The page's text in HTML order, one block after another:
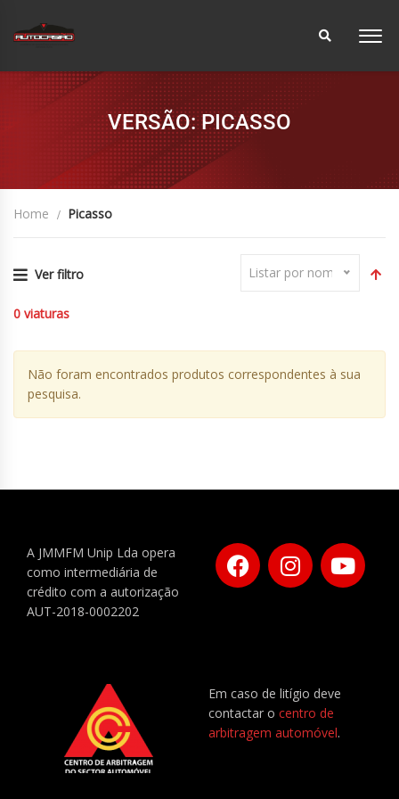
VERSÃO: PICASSO
Home Picasso
Ver filtro Listar por nome
0 viaturas
Não foram encontrados produtos correspondentes à sua
pesquisa.
A JMMFM Unip Lda opera
como intermediária de
crédito com a autorização
AUT-2018-0002202
Em caso de litígio deve
contactar o centro de
arbitragem automóvel.